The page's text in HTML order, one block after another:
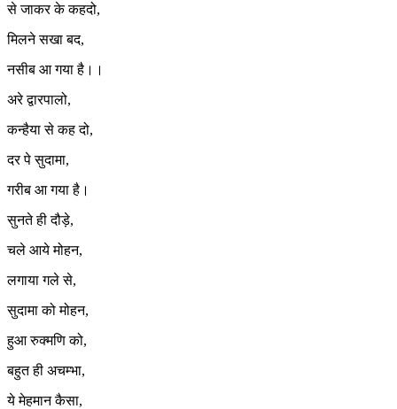
से जाकर के कहदो,
मिलने सखा बद,
नसीब आ गया है।।
अरे द्वारपालो,
कन्हैया से कह दो,
दर पे सुदामा,
गरीब आ गया है।
सुनते ही दौड़े,
चले आये मोहन,
लगाया गले से,
सुदामा को मोहन,
हुआ रुक्मणि को,
बहुत ही अचम्भा,
ये मेहमान कैसा,